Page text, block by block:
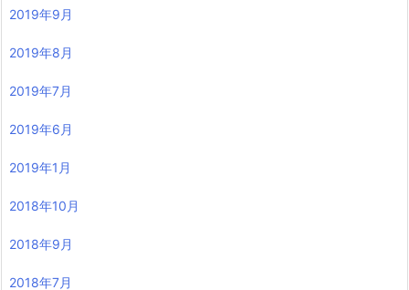
2019年9月
2019年8月
2019年7月
2019年6月
2019年1月
2018年10月
2018年9月
2018年7月